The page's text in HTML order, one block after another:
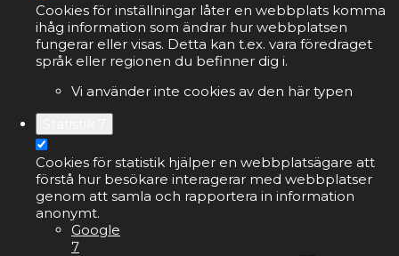
Cookies för inställningar låter en webbplats komma
ihåg information som ändrar hur webbplatsen
fungerar eller visas. Detta kan t.ex. vara föredraget
språk eller regionen du befinner dig i.
Vi använder inte cookies av den här typen
Cookies för statistik hjälper en webbplatsägare att
förstå hur besökare interagerar med webbplatser
genom att samla och rapportera in information
anonymt.
Google
7